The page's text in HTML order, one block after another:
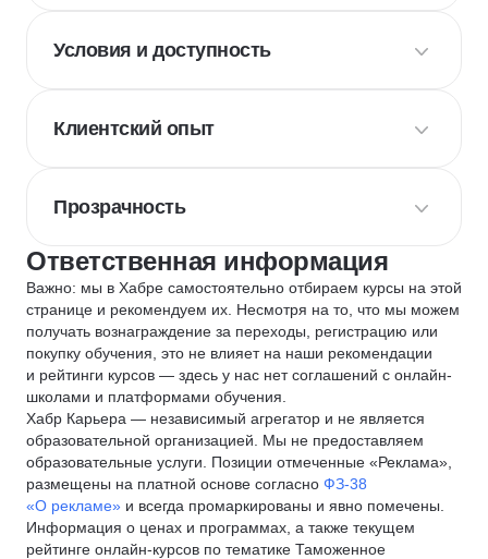
Условия и доступность
Клиентский опыт
Прозрачность
Ответственная информация
Важно: мы в Хабре самостоятельно отбираем курсы на этой
странице и рекомендуем их. Несмотря на то, что мы можем
получать вознаграждение за переходы, регистрацию или
покупку обучения, это не влияет на наши рекомендации
и рейтинги курсов — здесь у нас нет соглашений с онлайн-
школами и платформами обучения.
Хабр Карьера — независимый агрегатор и не является
образовательной организацией. Мы не предоставляем
образовательные услуги. Позиции отмеченные «Реклама»,
размещены на платной основе согласно ФЗ-38
«О рекламе» и всегда промаркированы и явно помечены.
Информация о ценах и программах, а также текущем
рейтинге онлайн-курсов по тематике Таможенное